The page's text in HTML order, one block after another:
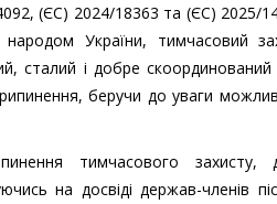
(ЄС) 2024/18363 та (ЄС) 2025/
України, тимчасовий
сталий і добре скоординований
беручи до уваги
тимчасового захисту,
на досвіді держав-членів